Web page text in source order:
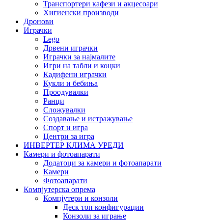
Транспортери кафези и акцесоари
Хигиенски производи
Дронови
Играчки
Lego
Дрвени играчки
Играчки за најмалите
Игри на табли и коцки
Кадифени играчки
Кукли и бебиња
Проодувалки
Ранци
Сложувалки
Создавање и истражување
Спорт и игра
Центри за игра
ИНВЕРТЕР КЛИМА УРЕДИ
Камери и фотоапарати
Додатоци за камери и фотоапарати
Камери
Фотоапарати
Компјутерска опрема
Компјутери и конзоли
Деск топ конфигурации
Конзоли за играње